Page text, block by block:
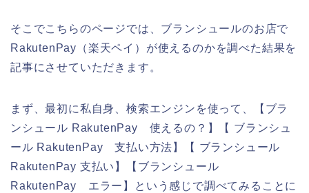
そこでこちらのページでは、ブランシュールのお店で
RakutenPay（楽天ペイ）が使えるのかを調べた結果を
記事にさせていただきます。
まず、最初に私自身、検索エンジンを使って、【ブラ
ンシュール RakutenPay 使えるの？】【 ブランシュ
ール RakutenPay 支払い方法】【 ブランシュール
RakutenPay 支払い】【ブランシュール
RakutenPay エラー】という感じで調べてみることに